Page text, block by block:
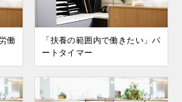
働
「扶養の範囲内で働きたい」パ
ートタイマー